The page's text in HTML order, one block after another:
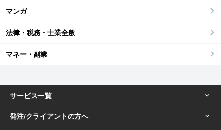
マンガ
法律・税務・士業全般
マネー・副業